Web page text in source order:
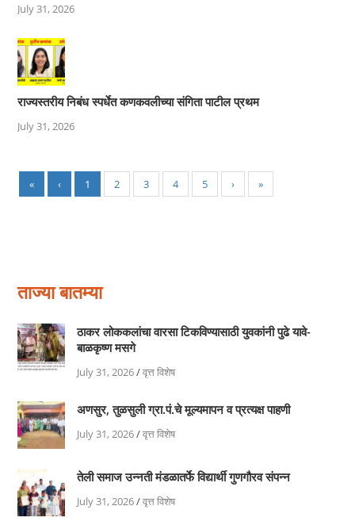
July 31, 2026
राज्यस्तरीय निबंध स्पर्धेत कणकवलीच्या संगिता पाटील प्रथम
July 31, 2026
« ‹ 1 2 3 4 5 › »
ताज्या बातम्या
ठाकर लोककलांचा वारसा टिकविण्यासाठी युवकांनी पुढे यावे-
बाळकृष्ण मसगे
July 31, 2026/वृत्त विशेष
अणसुर, तुळसुली ग्रा.पं.चे मूल्यमापन व प्रत्यक्ष पाहणी
July 31, 2026/वृत्त विशेष
तेली समाज उन्नती मंडळातर्फे विद्यार्थी गुणगौरव संपन्न
July 31, 2026/वृत्त विशेष